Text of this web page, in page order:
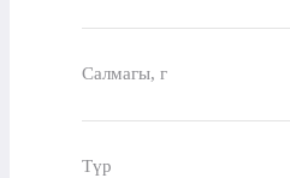
Салмагы, г
Түр